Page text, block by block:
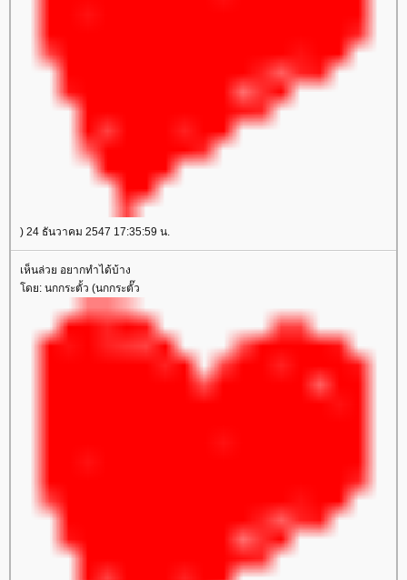
) 24 ธันวาคม 2547 17:35:59 น.
เห็นล่วย อยากทำได้บ้าง
ดย: นกกระตั้ว (นกกระตั๊ว